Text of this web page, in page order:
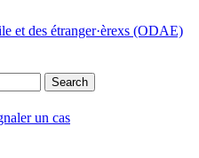
et des étranger·èrexs (ODAE)
Search
un cas